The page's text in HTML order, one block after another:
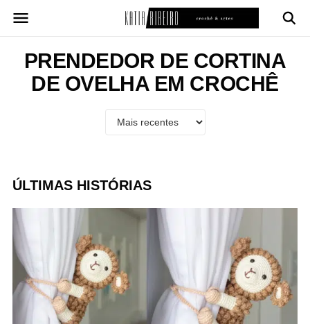
para
conteúdoPRENDEDOR DE CORTINA
DE OVELHA EM CROCHÊ
ÚLTIMAS HISTÓRIAS